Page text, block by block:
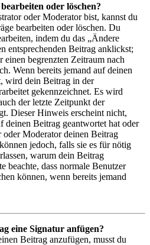
oder löschen?
oder Moderator bist, kannst du
bearbeiten oder löschen. Du
indem du das „Ändere
entsprechenden Beitrag anklickst;
einen begrenzten Zeitraum nach
Wenn bereits jemand auf deinen
wird dein Beitrag in der
gekennzeichnet. Es wird
der letzte Zeitpunkt der
Dieser Hinweis erscheint nicht,
deinen Beitrag geantwortet hat oder
Moderator deinen Beitrag
jedoch, falls sie es für nötig
warum dein Beitrag
beachte, dass normale Benutzer
können, wenn bereits jemand
eine Signatur anfügen?
Beitrag anzufügen, musst du